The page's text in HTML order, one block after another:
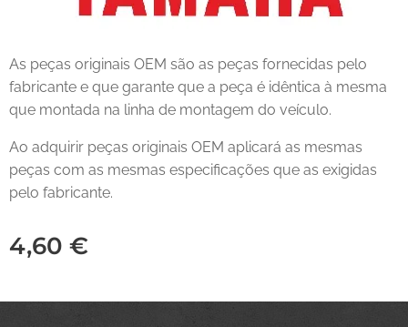
As peças originais OEM são as peças fornecidas pelo
fabricante e que garante que a peça é idêntica à mesma
que montada na linha de montagem do veículo.
Ao adquirir peças originais OEM aplicará as mesmas
peças com as mesmas especificações que as exigidas
pelo fabricante.
4,60 €